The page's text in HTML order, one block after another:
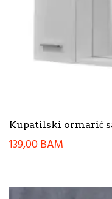
Kupatilski ormarić
139,00BAM